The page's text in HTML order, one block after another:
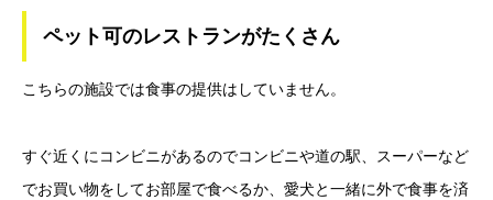
ペット可のレストランがたくさん
こちらの施設では食事の提供はしていません。
すぐ近くにコンビニがあるのでコンビニや道の駅、スーパーなど
でお買い物をしてお部屋で食べるか、愛犬と一緒に外で食事を済